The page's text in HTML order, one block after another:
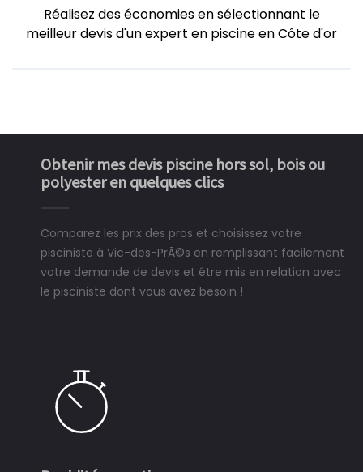
Réalisez des économies en sélectionnant le
meilleur devis d'un expert en piscine en Côte d'or
Obtenir mes devis piscine hors sol, bois ou
polyester en quelques clics
Comparez les prix des pros et choisissez votre
pisciniste à Vic-des-PrÃ©s en remplissant facilement
votre demande de devis et être mis en relation avec
le pisciniste dont vous avez besoin !